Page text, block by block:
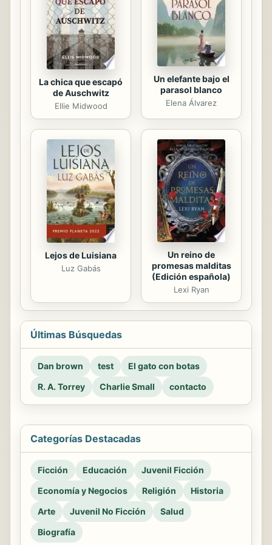
históricos y costumbres de mi amado
México. Encontraran...
La chica que escapó
de Auschwitz
Ellie Midwood
Un elefante bajo el
parasol blanco
Elena Álvarez
Lejos de Luisiana
Luz Gabás
Un reino de
promesas malditas
(Edición española)
Lexi Ryan
Últimas Búsquedas
Dan brown test
El gato con botas
R. A. Torrey
Charlie Small contacto
Categorías Destacadas
Ficción Educación
Juvenil Ficción
Economía y Negocios
Religión
Historia
Arte
Juvenil No Ficción
Salud
Biografía